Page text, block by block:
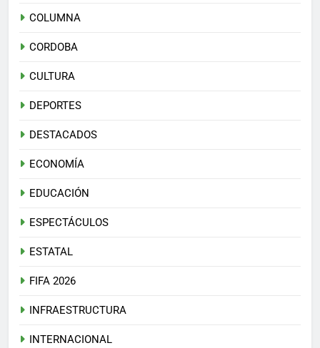
COLUMNA
CORDOBA
CULTURA
DEPORTES
DESTACADOS
ECONOMÍA
EDUCACIÓN
ESPECTÁCULOS
ESTATAL
FIFA 2026
INFRAESTRUCTURA
INTERNACIONAL